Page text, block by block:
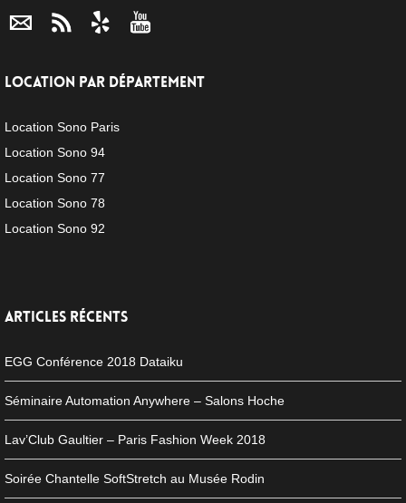
LOCATION PAR DÉPARTEMENT
Location Sono Paris
Location Sono 94
Location Sono 77
Location Sono 78
Location Sono 92
ARTICLES RÉCENTS
EGG Conférence 2018 Dataiku
Séminaire Automation Anywhere – Salons Hoche
Lav’Club Gaultier – Paris Fashion Week 2018
Soirée Chantelle SoftStretch au Musée Rodin